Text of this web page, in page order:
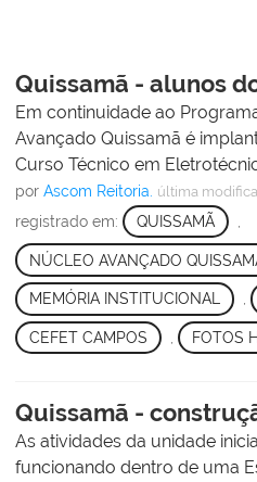
Quissamã - alunos
Em continuidade ao
Avançado Quissamã é
Curso Técnico em
por Ascom Reitoria. última
registrado em: QUISSAMÃ
NÚCLEO AVANÇADO
MEMÓRIA INSTITUCIONAL ,
CEFET CAMPOS FOTOS
Quissamã -
As atividades da unidade
funcionando dentro de uma